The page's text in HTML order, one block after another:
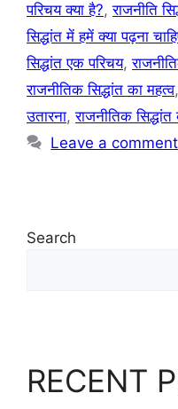
परिचय क्या है?,राजनीति
सिद्धांत में हमें क्या पढ़ना
सिद्धांत एक परिचय,
राजनीतिक सिद्धांत का महत्व
उतारना,राजनीतिक सिद्धांत
Leave a comment
Search
RECENT